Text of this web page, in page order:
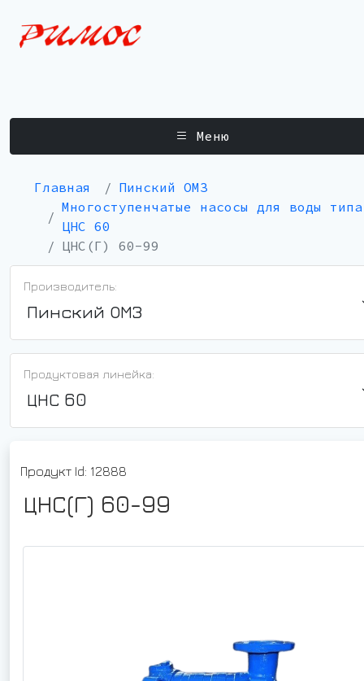
Меню
Главная
Пинский ОМЗ
Многоступенчатые насосы для воды типа
ЦНС 60
ЦНС(Г) 60-99
Производитель:
Пинский ОМЗ
Продуктовая линейка:
ЦНС 60
Продукт Id: 12888
ЦНС(Г) 60-99